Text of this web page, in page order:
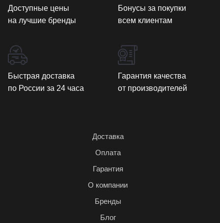
Доступные цены
на лучшие бренды
Бонусы за покупки
всем клиентам
Быстрая доставка
по России за 24 часа
Гарантия качества
от производителей
Доставка
Оплата
Гарантия
О компании
Бренды
Блог